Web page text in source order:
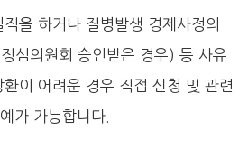
을 하거나 질병발생 경제사정의
심의원회 승인받은 경우) 등 사유
이 어려운 경우 직접 신청 및 관련
가 가능합니다.